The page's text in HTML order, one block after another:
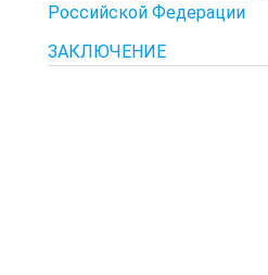
Российской Федерации
ЗАКЛЮЧЕНИЕ